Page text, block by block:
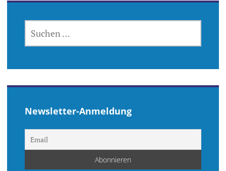
NACH:
Newsletter-Anmeldung